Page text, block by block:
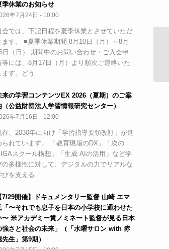
季休業のお知らせ
年7月24日 - 10:00
会では、下記日程を夏季休業とさせていただ
ます。 ■夏季休業期間 8月10日（月）～8月
日（日） 期間中のお問い合わせ・ご入会申
等には、8月17日（月）より順次ご連絡いた
ます。どう…
来の学習コンテンツEX 2026（夏期）のご案
（公益財団法人学習情報研究センター）
年7月16日 - 12:00
在、2030年に向け「学習指導要領改訂」が進
られています。 「教育現場のDX」「次の
スクール構想」「生成 AIの活用」など学
の多様性に対して、デジタルの力でリアルな
びを支える…
7/29開催】ドキュメンタリー監督 山崎 エマ
「〜それでも息子を日本の小学校に通わせた
〜 米アカデミー賞ノミネート監督が見る日本
強さと社会の未来」（「水曜サロン with 赤
先生」第9期）